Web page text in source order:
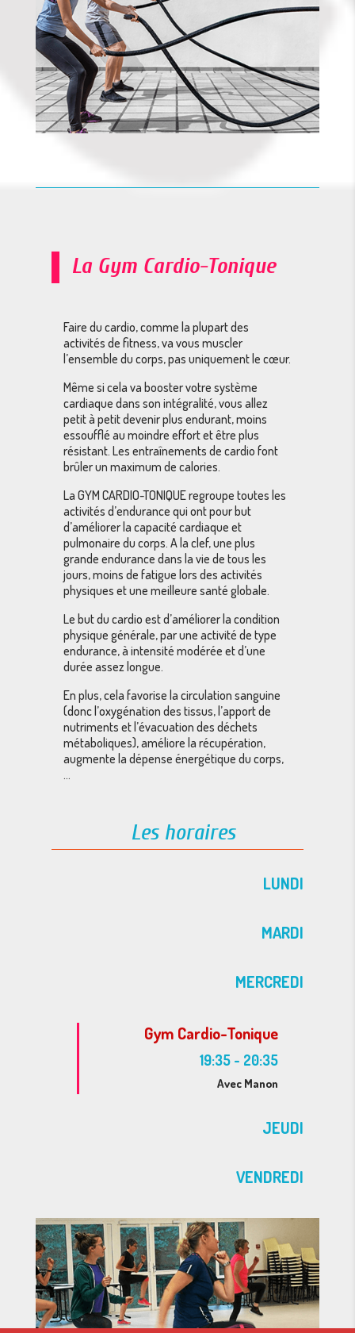
La Gym Cardio-Tonique
Faire du cardio, comme la plupart des
activités de fitness, va vous muscler
l’ensemble du corps, pas uniquement le cœur.
Même si cela va booster votre système
cardiaque dans son intégralité, vous allez
petit à petit devenir plus endurant, moins
essoufflé au moindre effort et être plus
résistant. Les entraînements de cardio font
brûler un maximum de calories.
La GYM CARDIO-TONIQUE regroupe toutes les
activités d’endurance qui ont pour but
d’améliorer la capacité cardiaque et
pulmonaire du corps. A la clef, une plus
grande endurance dans la vie de tous les
jours, moins de fatigue lors des activités
physiques et une meilleure santé globale.
Le but du cardio est d’améliorer la condition
physique générale, par une activité de type
endurance, à intensité modérée et d’une
durée assez longue.
En plus, cela favorise la circulation sanguine
(donc l’oxygénation des tissus, l’apport de
nutriments et l’évacuation des déchets
métaboliques), améliore la récupération,
augmente la dépense énergétique du corps,
…
Les horaires
LUNDI
MARDI
MERCREDI
Gym Cardio-Tonique
19:35 - 20:35
Avec Manon
JEUDI
VENDREDI